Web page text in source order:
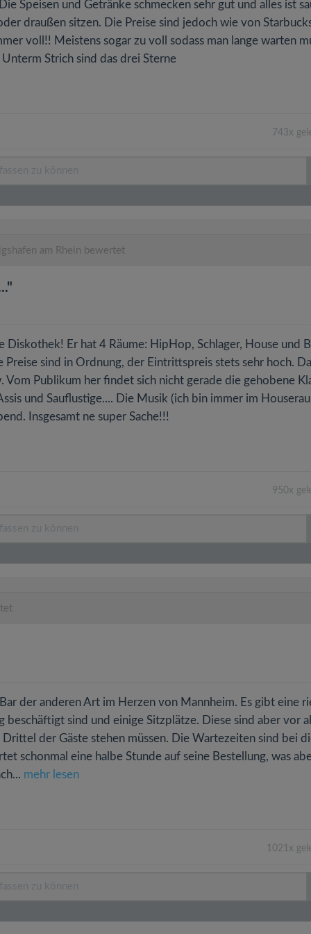
Speisen und Getränke schmecken sehr gut und alles ist
draußen sitzen. Die Preise sind jedoch wie von
voll!! Meistens sogar zu voll sodass man lange warten
Strich sind das drei Sterne
743x
am Rhein bewertet
Er hat 4 Räume: HipHop, Schlager, House und
sind in Ordnung, der Eintrittspreis stets sehr hoch.
Publikum her findet sich nicht gerade die gehobene
und Sauflustige.... Die Musik (ich bin immer im
Insgesamt ne super Sache!!!
950x
der anderen Art im Herzen von Mannheim. Es gibt eine
beschäftigt sind und einige Sitzplätze. Diese sind aber vor
der Gäste stehen müssen. Die Wartezeiten sind bei
schonmal eine halbe Stunde auf seine Bestellung, was
mehr lesen
1021x